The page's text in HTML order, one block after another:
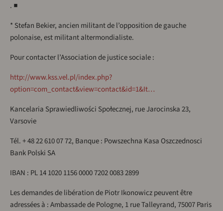
. ■
* Stefan Bekier, ancien militant de l’opposition de gauche
polonaise, est militant altermondialiste.
Pour contacter l’Association de justice sociale :
http://www.kss.vel.pl/index.php?
option=com_contact&view=contact&id=1&It…
Kancelaria Sprawiedliwości Społecznej, rue Jarocinska 23,
Varsovie
Tél. + 48 22 610 07 72, Banque : Powszechna Kasa Oszczednosci
Bank Polski SA
IBAN : PL 14 1020 1156 0000 7202 0083 2899
Les demandes de libération de Piotr Ikonowicz peuvent être
adressées à : Ambassade de Pologne, 1 rue Talleyrand, 75007 Paris